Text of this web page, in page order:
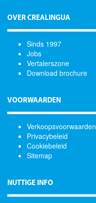
OVER CREALINGUA
Sinds 1997
Jobs
Vertalerszone
Download brochure
VOORWAARDEN
Verkoopsvoorwaarden
Privacybeleid
Cookiebeleid
Sitemap
NUTTIGE INFO